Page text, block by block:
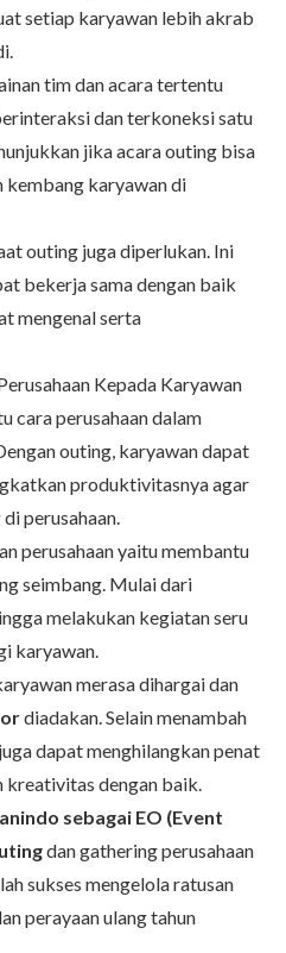
setiap karyawan lebih akrab
tim dan acara tertentu
dan terkoneksi satu
jika acara outing bisa
karyawan di
outing juga diperlukan. Ini
bekerja sama dengan baik
mengenal serta
Kepada Karyawan
cara perusahaan dalam
outing, karyawan dapat
produktivitasnya agar
perusahaan.
perusahaan yaitu membantu
seimbang. Mulai dari
melakukan kegiatan seru
karyawan.
merasa dihargai dan
diadakan. Selain menambah
dapat menghilangkan penat
kreativitas dengan baik.
sebagai EO (Event
dan gathering perusahaan
sukses mengelola ratusan
perayaan ulang tahun